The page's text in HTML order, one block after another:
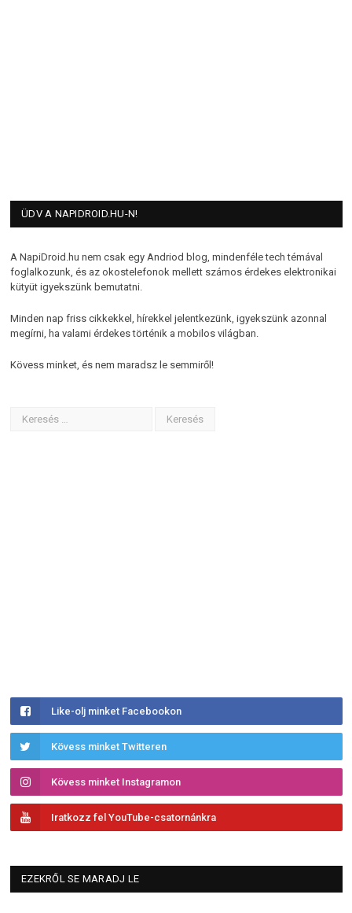
ÜDV A NAPIDROID.HU-N!
A NapiDroid.hu nem csak egy Andriod blog, mindenféle tech témával
foglalkozunk, és az okostelefonok mellett számos érdekes elektronikai
kütyüt igyekszünk bemutatni.
Minden nap friss cikkekkel, hírekkel jelentkezünk, igyekszünk azonnal
megírni, ha valami érdekes történik a mobilos világban.
Kövess minket, és nem maradsz le semmiről!
Like-olj minket Facebookon
Kövess minket Twitteren
Kövess minket Instagramon
Iratkozz fel YouTube-csatornánkra
EZEKRŐL SE MARADJ LE